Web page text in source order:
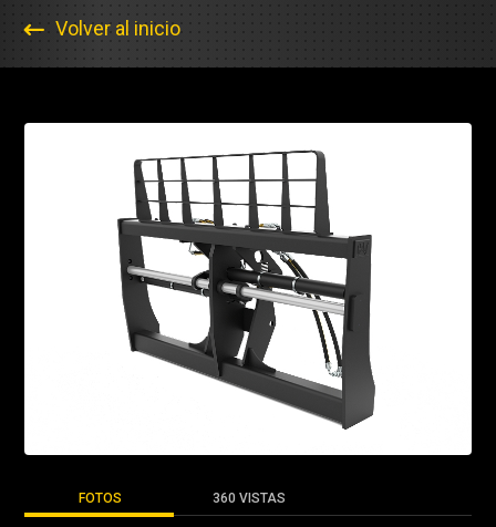
Volver al inicio
FOTOS 360 VISTAS